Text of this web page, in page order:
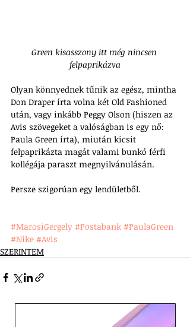
Green kisasszony itt még nincsen
felpaprikázva
Olyan könnyednek tűnik az egész, mintha
Don Draper írta volna két Old Fashioned
után, vagy inkább Peggy Olson (hiszen az
Avis szövegeket a valóságban is egy nő:
Paula Green írta), miután kicsit
felpaprikázta magát valami bunkó férfi
kollégája paraszt megnyilvánulásán.
Persze szigorúan egy lendületből.
#MarosiGergely #Postabank #PaulaGreen
#Nike #Avis
SZERINTEM